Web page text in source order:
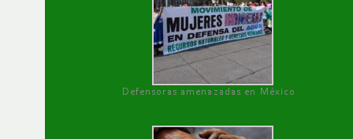
Defensoras amenazadas en México